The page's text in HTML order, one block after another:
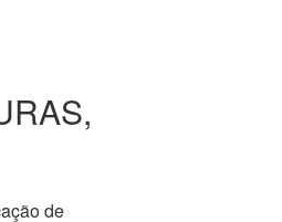
de